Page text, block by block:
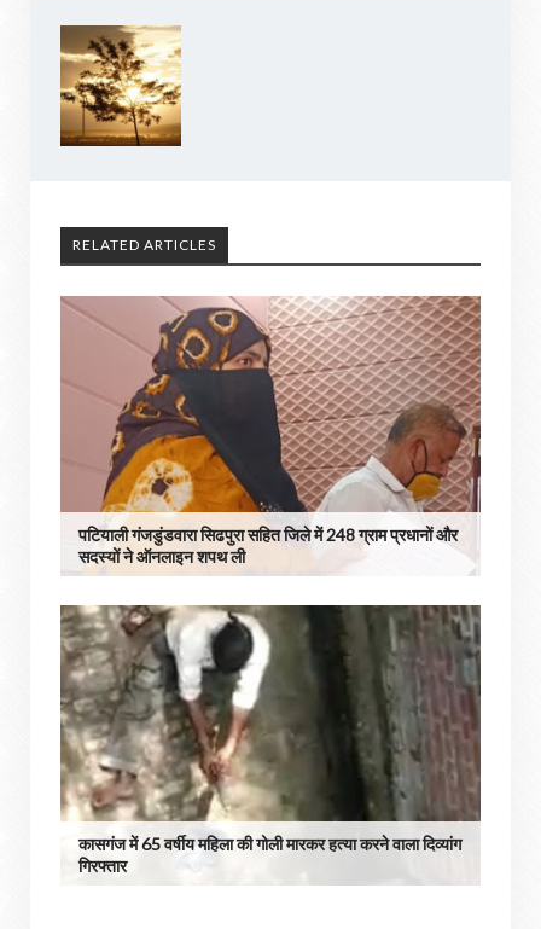
RELATED ARTICLES
पटियाली गंजडुंडवारा सिढपुरा सहित जिले में 248 ग्राम प्रधानों और
सदस्यों ने ऑनलाइन शपथ ली
कासगंज में 65 वर्षीय महिला की गोली मारकर हत्या करने वाला दिव्यांग
गिरफ्तार